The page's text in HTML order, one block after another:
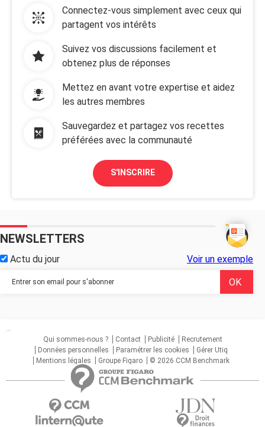
Connectez-vous simplement avec ceux qui
partagent vos intérêts
Suivez vos discussions facilement et
obtenez plus de réponses
Mettez en avant votre expertise et aidez
les autres membres
Sauvegardez et partagez vos recettes
préférées avec la communauté
S'INSCRIRE
NEWSLETTERS
Actu du jour Voir un exemple
...
Qui sommes-nous ?
Contact Publicité
Recrutement
Données personnelles
Paramétrer les cookies
Gérer Utiq
Mentions légales
Groupe Figaro © 2026 CCM Benchmark